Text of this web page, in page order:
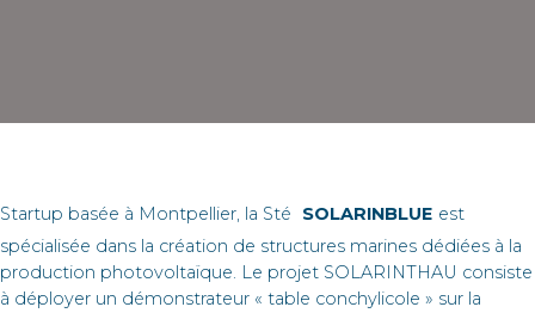
Startup basée à Montpellier, la Sté SOLARINBLUE est
spécialisée dans la création de structures marines dédiées à la
production photovoltaïque. Le projet SOLARINTHAU consiste
à déployer un démonstrateur « table conchylicole » sur la